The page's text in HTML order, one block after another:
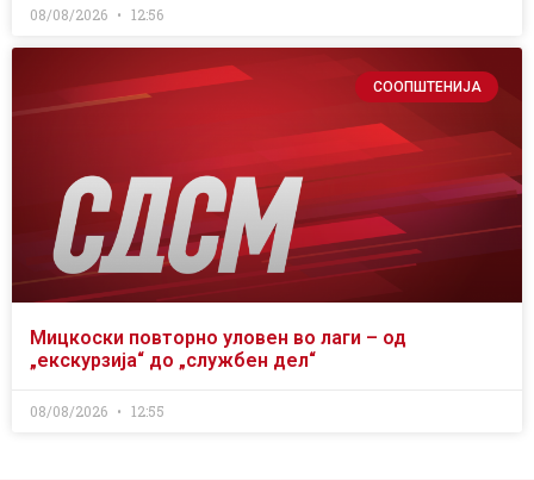
08/08/2026 12:56
СООПШТЕНИЈА
Мицкоски повторно уловен во лаги – од
„екскурзија“ до „службен дел“
08/08/2026 12:55